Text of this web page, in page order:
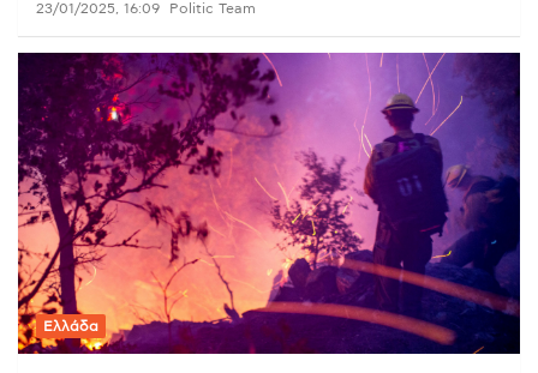
23/01/2025, 16:09 Politic Team
Ελλάδα